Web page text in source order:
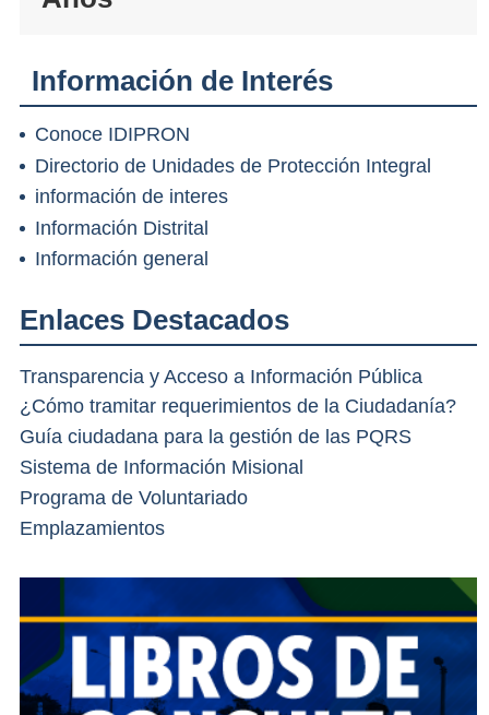
Información de Interés
Conoce IDIPRON
Directorio de Unidades de Protección Integral
información de interes
Información Distrital
Información general
Enlaces Destacados
Transparencia y Acceso a Información Pública
¿Cómo tramitar requerimientos de la Ciudadanía?
Guía ciudadana para la gestión de las PQRS
Sistema de Información Misional
Programa de Voluntariado
Emplazamientos